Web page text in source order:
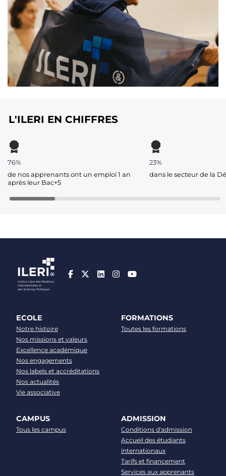
L'ILERI EN CHIFFRES
76%
de nos apprenants ont un emploi 1 an
après leur Bac+5
23%
dans le secteur de la
ECOLE
Notre histoire
Nos missions et valeurs
Excellence académique
Nos engagements
Nos labels et accréditations
Nos actualités
Vie associative
FORMATIONS
Toutes les formations
CAMPUS
Tous les campus
ADMISSION
Conditions d'admission
Accueil des étudiants
internationaux
Tarifs et financement
Services aux apprenants